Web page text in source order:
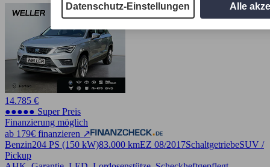
Datenschutz-Einstellungen Alle
14.785 €
●●●●● Super Preis
Finanzierung möglich
ab 179€ finanzieren ↗
Benzin204 PS (150 kW)83.000 kmEZ 08/2017SchaltgetriebeSUV /
Pickup